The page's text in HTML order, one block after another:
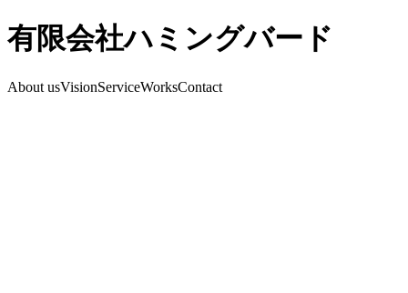
有限会社ハミングバード
About usVisionServiceWorksContact